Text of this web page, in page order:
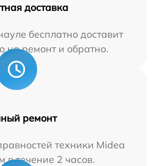
доставка
бесплатно доставит
на ремонт и обратно.
ремонт
техники Midea
в течение 2 часов.